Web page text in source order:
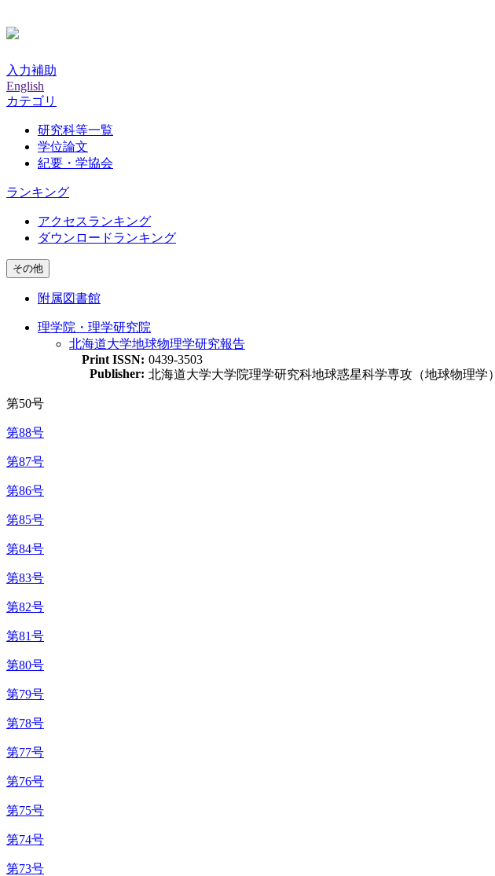
入力補助
English
カテゴリ
研究科等一覧
学位論文
紀要・学協会
ランキング
アクセスランキング
ダウンロードランキング
その他
附属図書館
理学院・理学研究院
北海道大学地球物理学研究報告
Print ISSN: 0439-3503
Publisher: 北海道大学大学院理学研究科地球惑星科学専攻（地球物理学）
第50号
第88号
第87号
第86号
第85号
第84号
第83号
第82号
第81号
第80号
第79号
第78号
第77号
第76号
第75号
第74号
第73号